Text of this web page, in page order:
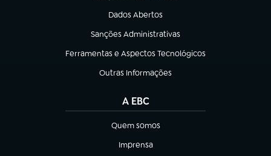
Dados Abertos
(abre em nova aba)
Sanções Administrativas
(abre em nova aba)
Ferramentas e Aspectos Tecnológicos
(abre em nova aba)
Outras Informações
(abre em nova aba)
A EBC
Quem somos
(abre em nova aba)
Imprensa
(abre em nova aba)